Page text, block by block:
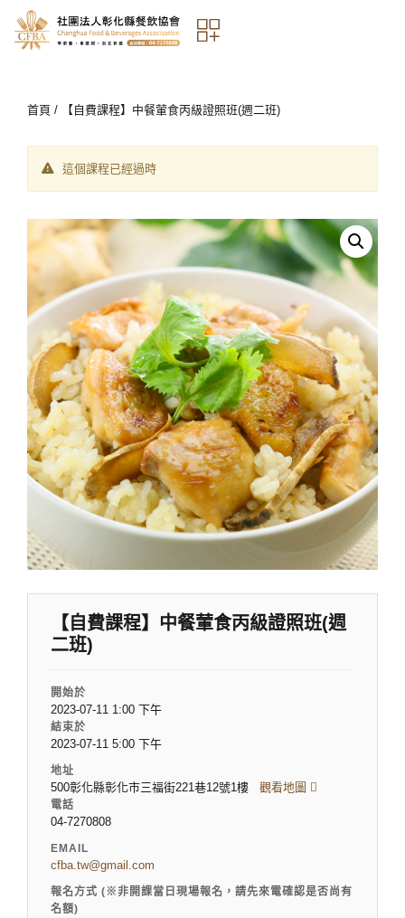
首頁 / 【自費課程】中餐葷食丙級證照班(週二班)
這個課程已經過時
【自費課程】中餐葷食丙級證照班(週
二班)
開始於
2023-07-11 1:00 下午
結束於
2023-07-11 5:00 下午
地址
500彰化縣彰化市三福街221巷12號1樓 觀看地圖
電話
04-7270808
EMAIL
cfba.tw@gmail.com
報名方式 (※非開課當日現場報名，請先來電確認是否尚有
名額)